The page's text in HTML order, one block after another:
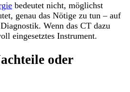
bedeutet nicht, möglichst
genau das Nötige zu tun – auf
Wenn das CT dazu
eingesetztes Instrument.
oder